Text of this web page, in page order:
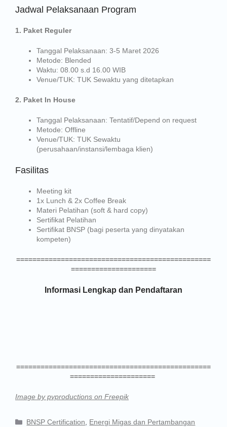
Jadwal Pelaksanaan Program
1. Paket Reguler
Tanggal Pelaksanaan: 3-5 Maret 2026
Metode: Blended
Waktu: 08.00 s.d 16.00 WIB
Venue/TUK: TUK Sewaktu yang ditetapkan
2. Paket In House
Tanggal Pelaksanaan: Tentatif/Depend on request
Metode: Offline
Venue/TUK: TUK Sewaktu
(perusahaan/instansi/lembaga klien)
Fasilitas
Meeting kit
1x Lunch & 2x Coffee Break
Materi Pelatihan (soft & hard copy)
Sertifikat Pelatihan
Sertifikat BNSP (bagi peserta yang dinyatakan
kompeten)
================================================
=====================
Informasi Lengkap dan Pendaftaran
================================================
=====================
Image by pvproductions on Freepik
BNSP Certification, Energi Migas dan Pertambangan